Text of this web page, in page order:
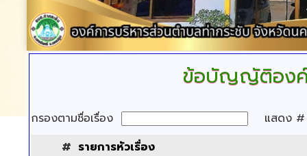
ข้อบัญญัติองค์
กรองตามชื่อเรื่อง
แสดง
# รายการหัวเรื่อง